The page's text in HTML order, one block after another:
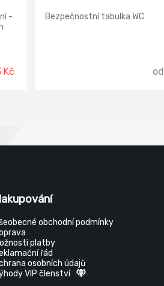
-
Kč
Bezpečnostní tabulka WC
od
obchodní podmínky
platby
řád
osobních údajů
VIP členství